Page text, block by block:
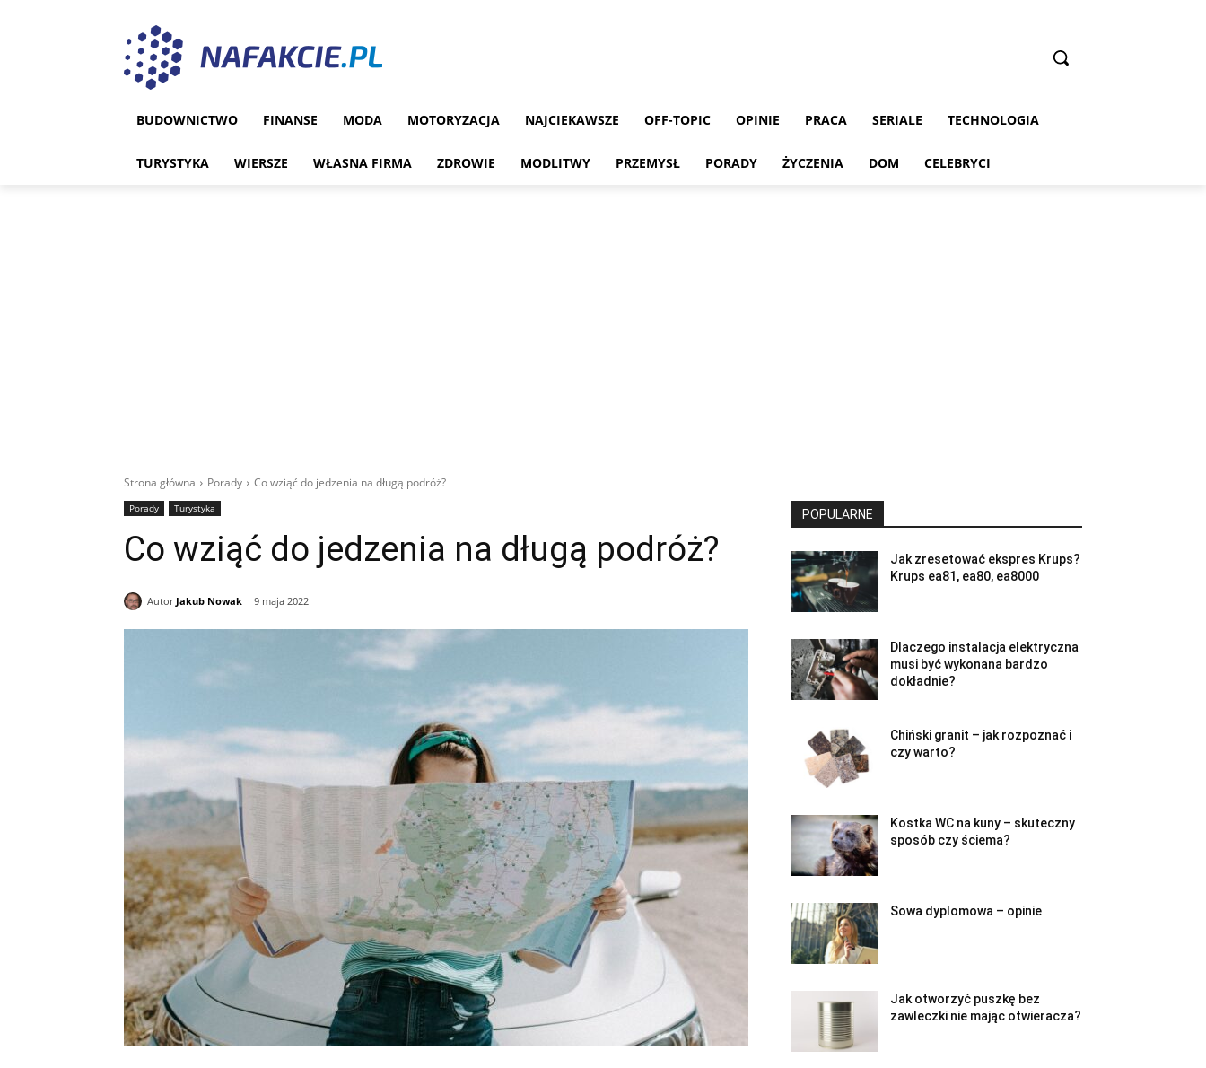
BUDOWNICTWO FINANSE MODA MOTORYZACJA NAJCIEKAWSZE OFF-TOPIC OPINIE PRACA SERIALE TECHNOLOGIA
TURYSTYKA WIERSZE WŁASNA FIRMA ZDROWIE MODLITWY PRZEMYSŁ PORADY ŻYCZENIA DOM CELEBRYCI
Strona główna Porady Co wziąć do jedzenia na długą podróż?
Porady Turystyka
Co wziąć do jedzenia na długą podróż?
Autor Jakub Nowak 9 maja 2022
POPULARNE
Jak zresetować ekspres Krups?
Krups ea81, ea80, ea8000
Dlaczego instalacja elektryczna
musi być wykonana bardzo
dokładnie?
Chiński granit – jak rozpoznać i
czy warto?
Kostka WC na kuny – skuteczny
sposób czy ściema?
Sowa dyplomowa – opinie
Jak otworzyć puszkę bez
zawleczki nie mając otwieracza?